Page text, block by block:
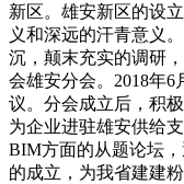
新区。雄安新区的设
义和深远的汗青意义
沉，颠末充实的调研
会雄安分会。2018年
议。分会成立后，积
为企业进驻雄安供给
BIM方面的从题论坛
的成立，为我省建建